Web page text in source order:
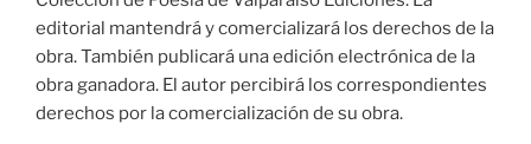
editorial mantendrá y comercializará los derechos de la
obra. También publicará una edición electrónica de la
obra ganadora. El autor percibirá los correspondientes
derechos por la comercialización de su obra.